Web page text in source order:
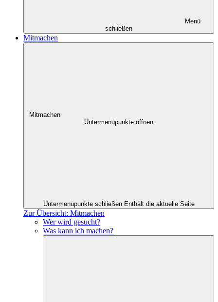
Menü
schließen
Mitmachen
Mitmachen
Untermenüpunkte öffnen
Untermenüpunkte schließen Enthält die aktuelle Seite
Zur Übersicht: Mitmachen
Wer wird gesucht?
Was kann ich machen?